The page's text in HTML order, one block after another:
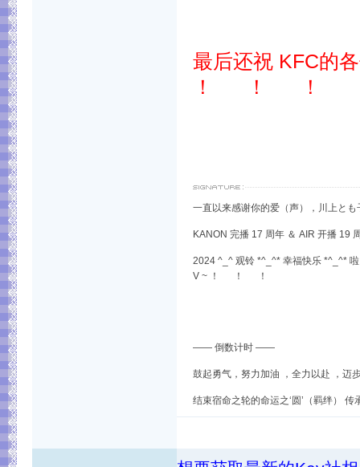
最后还祝 KFC的
！ ！ ！
一直以来感谢你的爱（声），川上とも
KANON 完播 17 周年 ＆ AIR 开播 19
2024 ^_^ 观铃 *^_^* 幸福快乐 *^_^*
V ~ ！ ！ ！
—— 倒数计时 ——
鼓起勇气，努力加油 ，全力以赴 ，迈
结束宿命之轮的命运之‘圆’（羁绊）